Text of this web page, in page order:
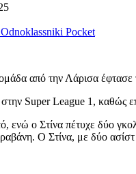
Odnoklassniki Pocket
από την Λάρισα
Super League 1, καθώς
ενώ ο Στίνα πέτυχε δύο
Ο Στίνα, με δύο